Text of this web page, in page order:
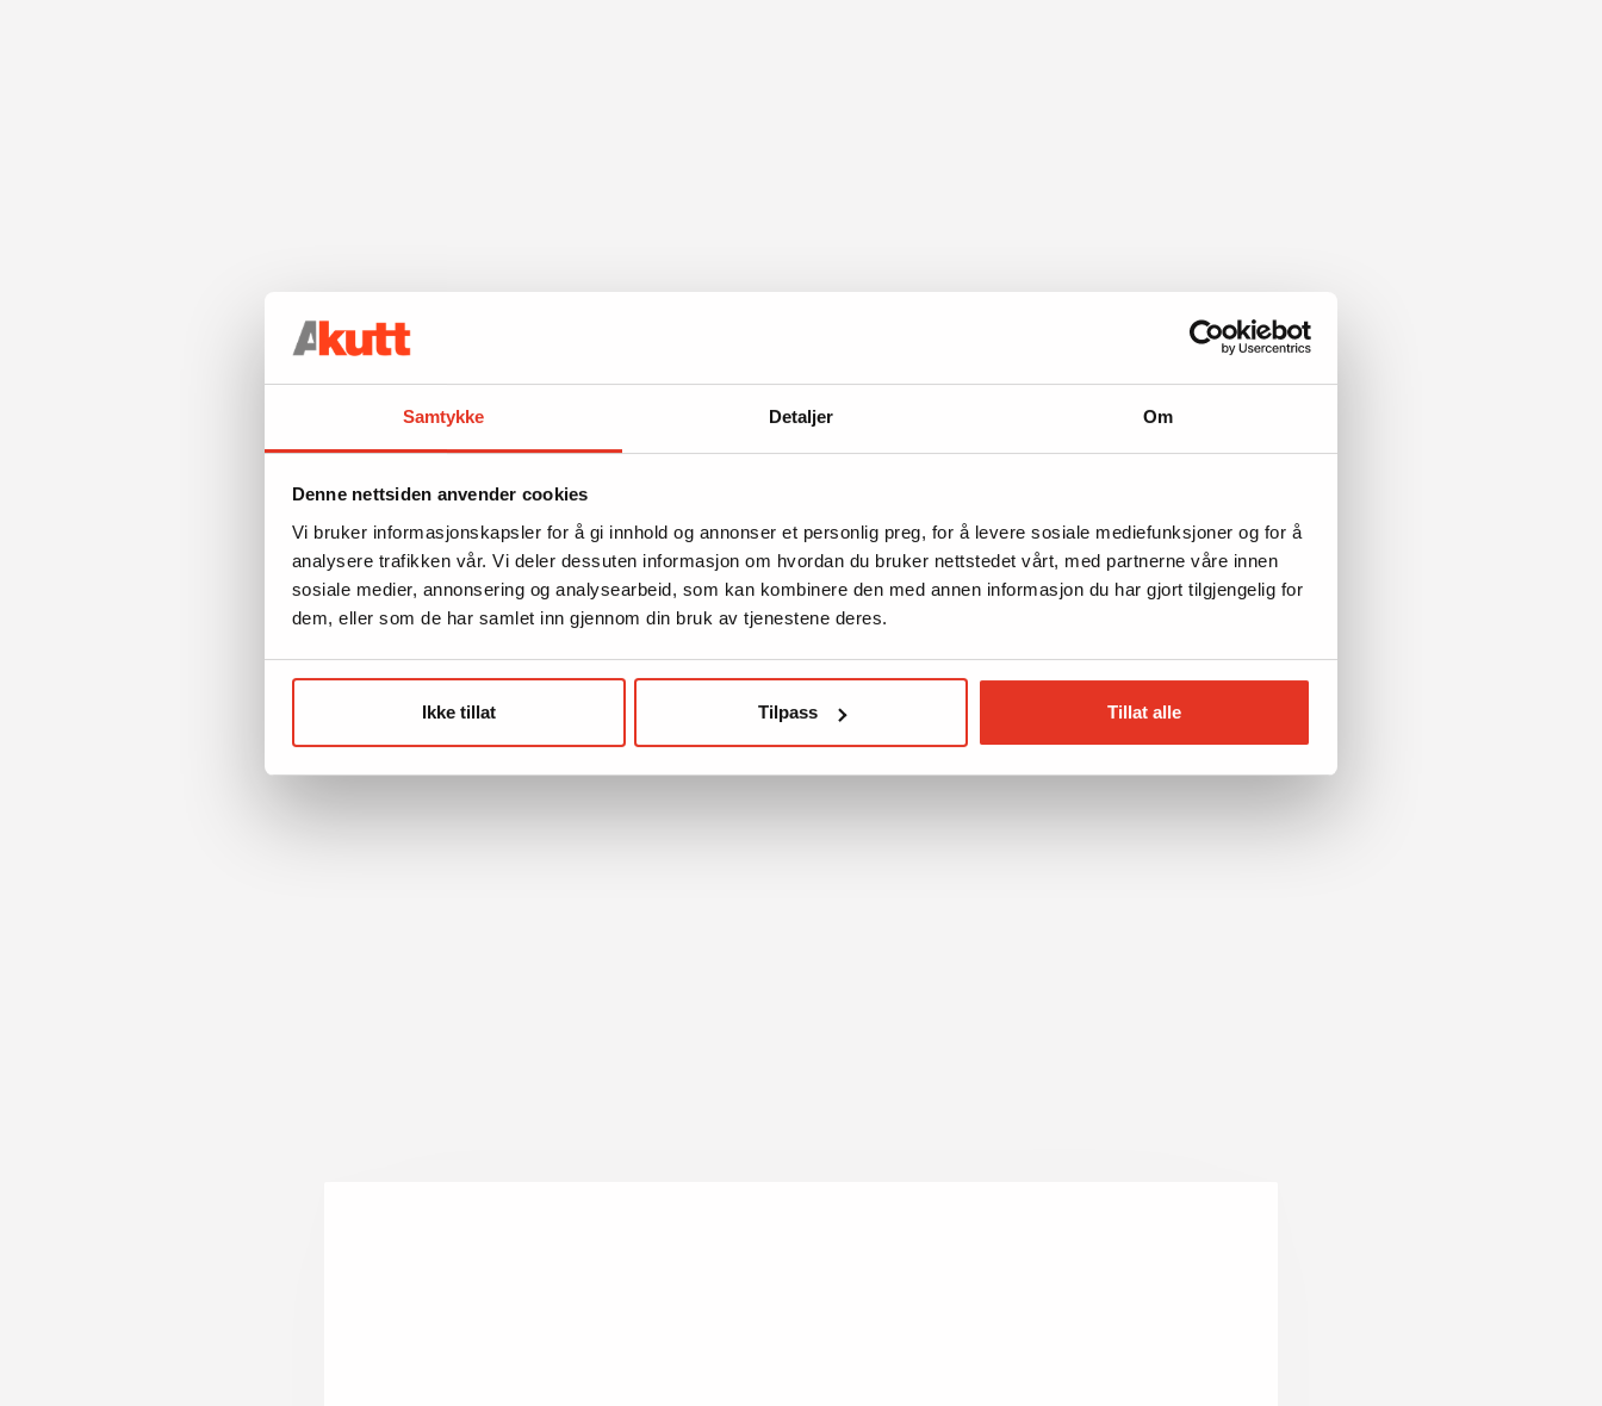
Samtykke Detaljer Om
Denne nettsiden anvender cookies
Vi bruker informasjonskapsler for å gi innhold og annonser et personlig preg, for å levere sosiale mediefunksjoner og for å
analysere trafikken vår. Vi deler dessuten informasjon om hvordan du bruker nettstedet vårt, med partnerne våre innen
sosiale medier, annonsering og analysearbeid, som kan kombinere den med annen informasjon du har gjort tilgjengelig for
dem, eller som de har samlet inn gjennom din bruk av tjenestene deres.
Ikke tillat Tilpass Tillat alle